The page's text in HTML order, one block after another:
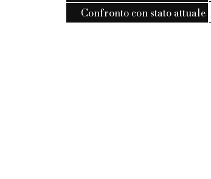
Confronto con stato attuale